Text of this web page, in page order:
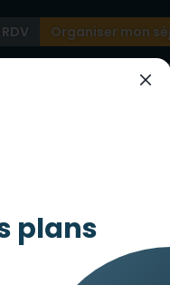
Organiser mon
handicap en
plans